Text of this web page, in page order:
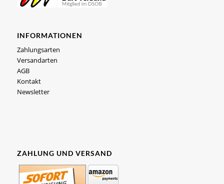
INFORMATIONEN
Zahlungsarten
Versandarten
AGB
Kontakt
Newsletter
ZAHLUNG UND VERSAND